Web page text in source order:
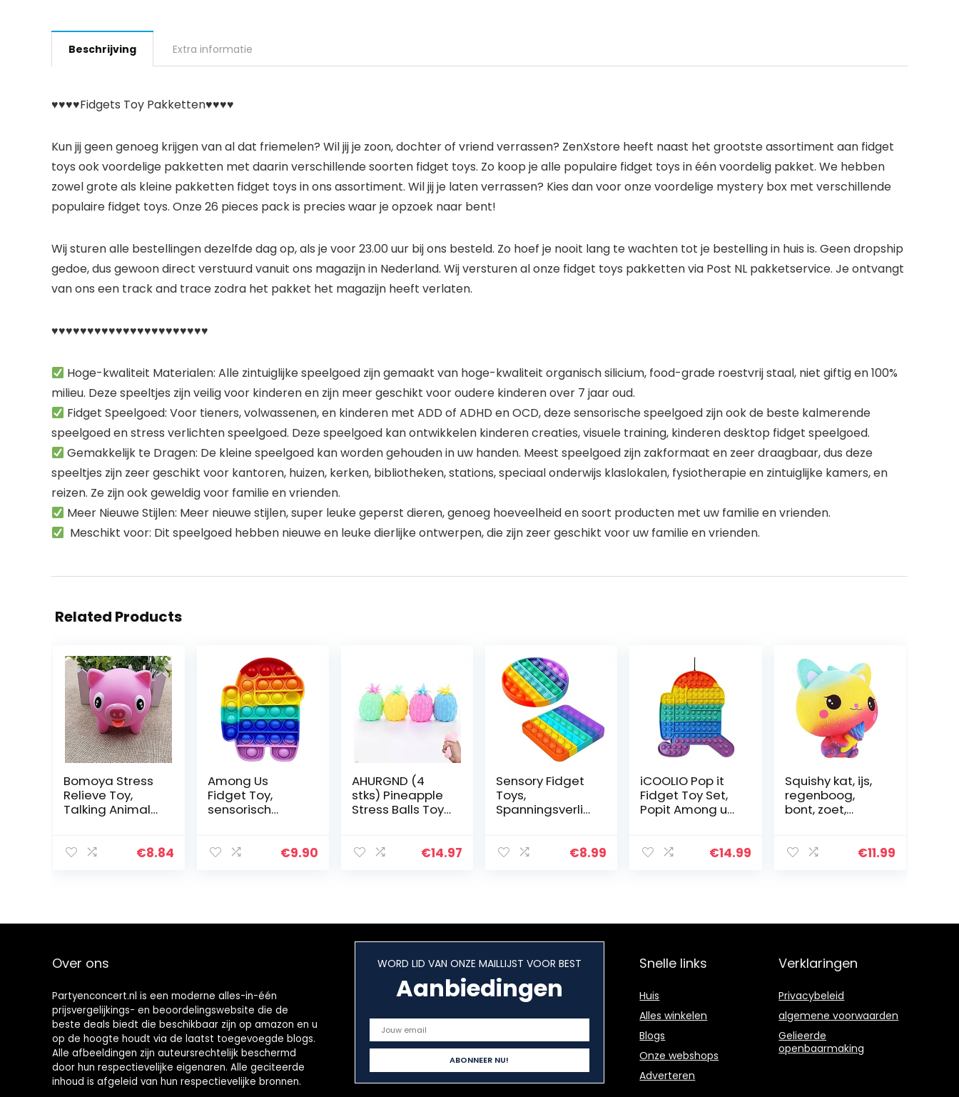
Beschrijving Extra informatie
♥♥♥♥Fidgets Toy Pakketten♥♥♥♥
Kun jij geen genoeg krijgen van al dat friemelen? Wil jij je zoon, dochter of vriend verrassen? ZenXstore heeft naast het grootste assortiment aan fidget
toys ook voordelige pakketten met daarin verschillende soorten fidget toys. Zo koop je alle populaire fidget toys in één voordelig pakket. We hebben
zowel grote als kleine pakketten fidget toys in ons assortiment. Wil jij je laten verrassen? Kies dan voor onze voordelige mystery box met verschillende
populaire fidget toys. Onze 26 pieces pack is precies waar je opzoek naar bent!
Wij sturen alle bestellingen dezelfde dag op, als je voor 23.00 uur bij ons besteld. Zo hoef je nooit lang te wachten tot je bestelling in huis is. Geen dropship
gedoe, dus gewoon direct verstuurd vanuit ons magazijn in Nederland. Wij versturen al onze fidget toys pakketten via Post NL pakketservice. Je ontvangt
van ons een track and trace zodra het pakket het magazijn heeft verlaten.
♥♥♥♥♥♥♥♥♥♥♥♥♥♥♥♥♥♥♥♥♥♥
Hoge-kwaliteit Materialen: Alle zintuiglijke speelgoed zijn gemaakt van hoge-kwaliteit organisch silicium, food-grade roestvrij staal, niet giftig en 100%
milieu. Deze speeltjes zijn veilig voor kinderen en zijn meer geschikt voor oudere kinderen over 7 jaar oud.
Fidget Speelgoed: Voor tieners, volwassenen, en kinderen met ADD of ADHD en OCD, deze sensorische speelgoed zijn ook de beste kalmerende
speelgoed en stress verlichten speelgoed. Deze speelgoed kan ontwikkelen kinderen creaties, visuele training, kinderen desktop fidget speelgoed.
Gemakkelijk te Dragen: De kleine speelgoed kan worden gehouden in uw handen. Meest speelgoed zijn zakformaat en zeer draagbaar, dus deze
speeltjes zijn zeer geschikt voor kantoren, huizen, kerken, bibliotheken, stations, speciaal onderwijs klaslokalen, fysiotherapie en zintuiglijke kamers, en
reizen. Ze zijn ook geweldig voor familie en vrienden.
Meer Nieuwe Stijlen: Meer nieuwe stijlen, super leuke geperst dieren, genoeg hoeveelheid en soort producten met uw familie en vrienden.
Meschikt voor: Dit speelgoed hebben nieuwe en leuke dierlijke ontwerpen, die zijn zeer geschikt voor uw familie en vrienden.
Related Products
Bomoya Stress
Relieve Toy,
Talking Animal
Zachte Squeeze
€8.84
Among Us
Fidget Toy,
sensorisch
regenboogkleur,
€9.90
AHURGND (4
stks) Pineapple
Stress Balls Toy,
Stretchy Ball,
€14.97
Sensory Fidget
Toys,
Spanningsverlic
Kleurrijk Knijp€8.99
iCOOLIO Pop it
Fidget Toy Set,
Popit Among us
Poppet
…
€14.99
Squishy kat, ijs,
regenboog,
bont, zoet,
stijgende
€11.99
Over ons
Partyenconcert.nl is een moderne alles-in-één
prijsvergelijkings- en beoordelingswebsite die de
beste deals biedt die beschikbaar zijn op amazon en u
op de hoogte houdt via de laatst toegevoegde blogs.
Alle afbeeldingen zijn auteursrechtelijk beschermd
door hun respectievelijke eigenaren. Alle geciteerde
inhoud is afgeleid van hun respectievelijke bronnen.
WORD LID VAN ONZE MAILLIJST VOOR BEST
Aanbiedingen
Snelle links
Huis
Alles winkelen
Blogs
Onze webshops
Adverteren
Verklaringen
Privacybeleid
algemene voorwaarden
Gelieerde
openbaarmaking